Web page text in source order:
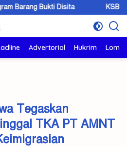
Disita KSB Hibah 5
Advertorial Hukrim
Tegaskan
TKA PT AMNT